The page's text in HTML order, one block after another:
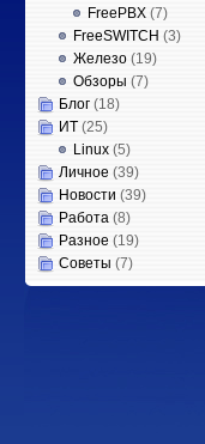
FreePBX (7)
FreeSWITCH (3)
Железо (19)
Обзоры (7)
Блог (18)
ИТ (25)
Linux (5)
Личное (39)
Новости (39)
Работа (8)
Разное (19)
Советы (7)